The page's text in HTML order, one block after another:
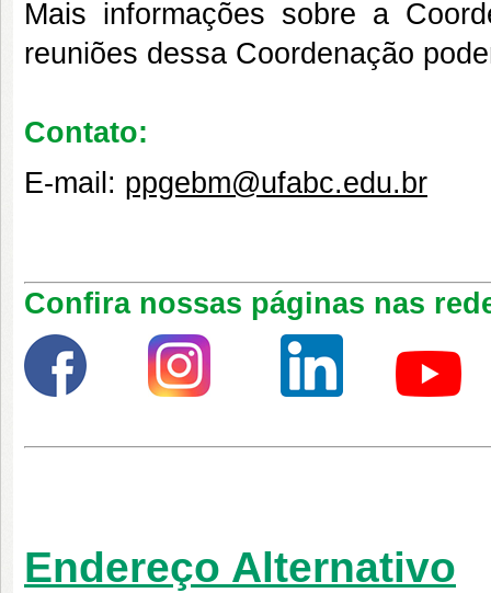
Mais informações sobre a
reuniões dessa Coordenação
Contato:
E-mail: ppgebm@ufabc.edu.br
Confira nossas páginas nas
Endereço Alternativo